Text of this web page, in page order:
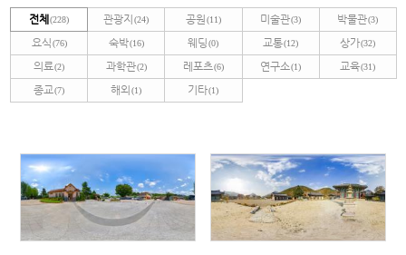
전체(228) 관광지 (24) 공원(11) 미술관(3) 박물관(3)
요식(76) 숙박(16) 웨딩 (0) 교통(12) 상가(32)
의료(2) 과학관(2) 레포츠(6) 연구소(1) 교육(31)
종교(7) 해외 (1) 기타(1)